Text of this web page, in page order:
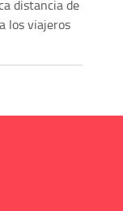
distancia de
los viajeros